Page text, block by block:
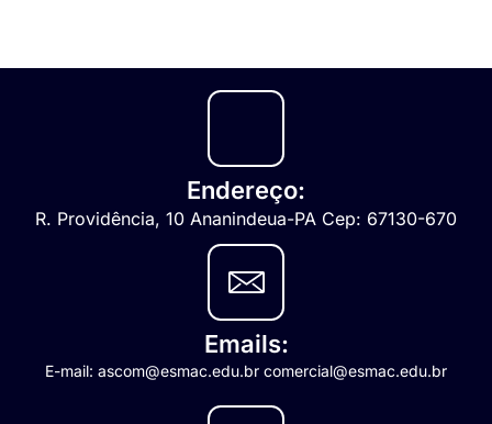
Endereço:
R. Providência, 10 Ananindeua-PA Cep: 67130-670
Emails:
E-mail: ascom@esmac.edu.br comercial@esmac.edu.br